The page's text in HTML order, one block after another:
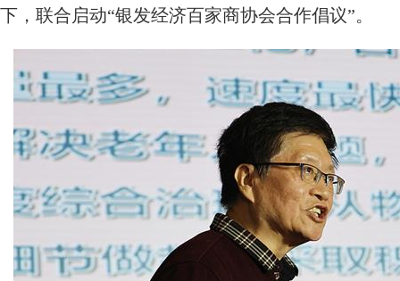
下，联合启动“银发经济百家商协会合作倡议”。